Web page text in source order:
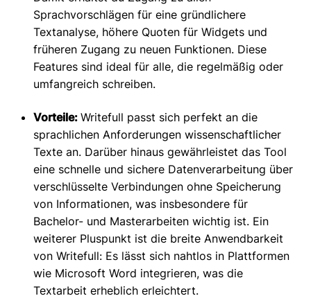
Sprachvorschlägen für eine gründlichere
Textanalyse, höhere Quoten für Widgets und
früheren Zugang zu neuen Funktionen. Diese
Features sind ideal für alle, die regelmäßig oder
umfangreich schreiben.
Vorteile: Writefull passt sich perfekt an die
sprachlichen Anforderungen wissenschaftlicher
Texte an. Darüber hinaus gewährleistet das Tool
eine schnelle und sichere Datenverarbeitung über
verschlüsselte Verbindungen ohne Speicherung
von Informationen, was insbesondere für
Bachelor- und Masterarbeiten wichtig ist. Ein
weiterer Pluspunkt ist die breite Anwendbarkeit
von Writefull: Es lässt sich nahtlos in Plattformen
wie Microsoft Word integrieren, was die
Textarbeit erheblich erleichtert.